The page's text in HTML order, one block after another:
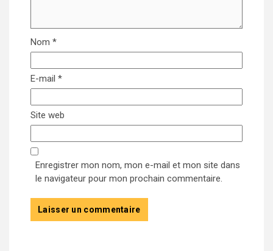
Nom *
E-mail *
Site web
Enregistrer mon nom, mon e-mail et mon site dans
le navigateur pour mon prochain commentaire.